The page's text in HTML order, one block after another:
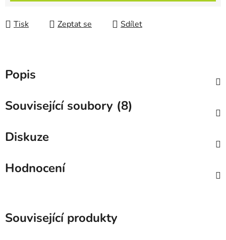
Tisk Zeptat se Sdílet
Popis
Související soubory (8)
Diskuze
Hodnocení
Související produkty